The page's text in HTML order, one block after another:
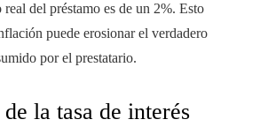
real del préstamo es de un 2%. Esto
puede erosionar el verdadero
por el prestatario.
la tasa de interés